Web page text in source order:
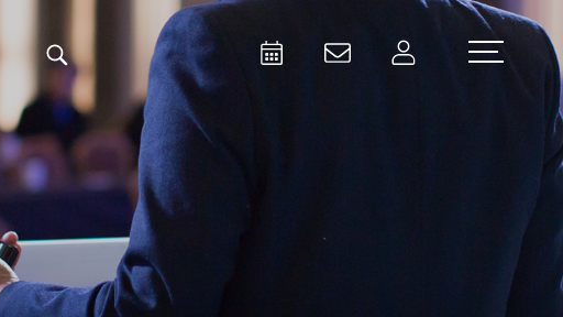
Activities
Contact Us
Member